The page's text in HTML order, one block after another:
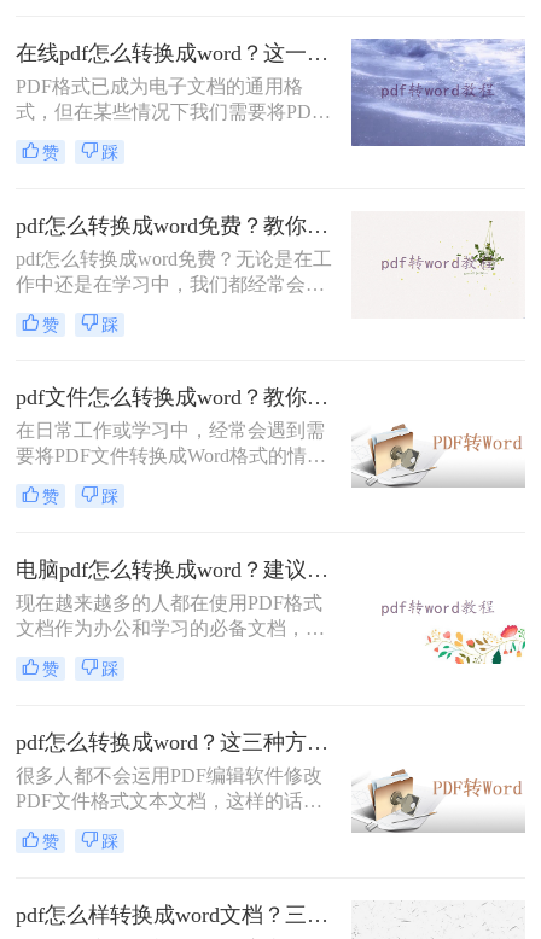
在线pdf怎么转换成word？这一种转换方法了解一下！
PDF格式已成为电子文档的通用格
式，但在某些情况下我们需要将PDF
转换成Word文档进行编辑和进一步处
理。本文将介绍一种常用的在线PDF
线pdf怎么转换成word问题。
赞 踩
pdf怎么转换成word免费？教你三个pdf转word方法。
pdf怎么转换成word免费？无论是在工
作中还是在学习中，我们都经常会遇
到需要将PDF文件转换为Word文档的
情况。那么，如何将PDF转换为Word
法。
赞 踩
pdf文件怎么转换成word？教你三个方法！
在日常工作或学习中，经常会遇到需
要将PDF文件转换成Word格式的情
况。无论是为了编辑、修改或者是对
其中的文字内容进行复制、粘贴，将
的。那么，pdf文件怎么转换成word
呢？本文将详细介绍三种方法，确保
你可以轻松快速地将PDF文件转换成
可编辑的Word格式。
赞 踩
电脑pdf怎么转换成word？建议收藏这二种转换方法！
现在越来越多的人都在使用PDF格式
文档作为办公和学习的必备文档，但
是可惜由于PDF本身的限制，导致其
不能很方便的转换回文字形式，又或
出来，这里小编总结一些电脑pdf怎么
转换成word的方法推荐给大家，方便
日常应用。
赞 踩
pdf怎么转换成word？这三种方法你可以试试！
很多人都不会运用PDF编辑软件修改
PDF文件格式文本文档，这样的话，
碰到了这类文件格式该如何处理呢？
实际上有效的方法便是将其转为Word
档进行修改啦！那么pdf怎么转换成
word呢？下面来给大家讲讲pdf文档转
赞 踩
pdf怎么样转换成word文档？三种操作方法分享给你！